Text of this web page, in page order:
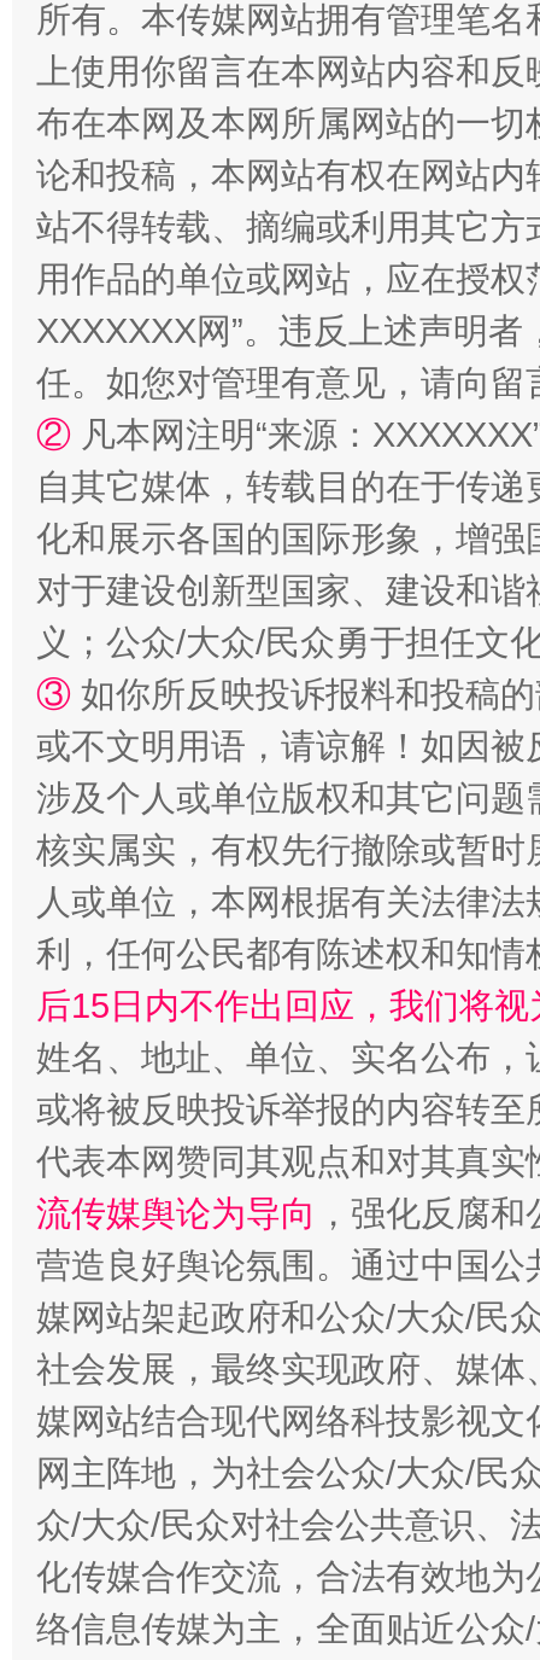
站台名比不上好声名
漫山遍野的桃花与雪山、麦地、白藏房 除
招工难、用工荒背后
网上购药对药下症？
这是一记警钟！ 谢
在谋一域中谋全局
今
所有。本传媒网站拥有管理笔
上使用你留言在本网站内容和
布在本网及本网所属网站的一
论和投稿，本网站有权在网站
站不得转载、摘编或利用其它
用作品的单位或网站，应在授
XXXXXXX网”。违反上述声明
任。如您对管理有意见，请向
② 凡本网注明“来源：
自其它媒体，转载目的在于传
化和展示各国的国际形象，增
对于建设创新型国家、建设和
义；公众/大众/民众勇于担任文
③ 如你所反映投诉报料和投稿
或不文明用语，请谅解！如因
涉及个人或单位版权和其它问题
核实属实，有权先行撤除或暂
人或单位，本网根据有关法律
利，任何公民都有陈述权和知情
后15日内不作出回应，我们将
姓名、地址、单位、实名公布
或将被反映投诉举报的内容转
代表本网赞同其观点和对其真实
流传媒舆论为导向 ，强化反腐
营造良好舆论氛围。通过中国
媒网站架起政府和公众/大众/民
社会发展，最终实现政府、媒
媒网站结合现代网络科技影视
网主阵地，为社会公众/大众/民
众/大众/民众对社会公共意识、
化传媒合作交流，合法有效地
络信息传媒为主，全面贴近公